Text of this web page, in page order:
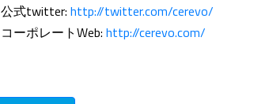
公式twitter: http://twitter.com/cerevo/
コーポレートWeb: http://cerevo.com/